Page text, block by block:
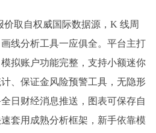
价取自权威国际数据源，K 线周
线分析工具一应俱全。平台主打
拟账户功能完整，支持小额迷你
、保证金风险预警工具，无隐形
日财经消息推送，图表可保存自
套用成熟分析框架，新手依靠模